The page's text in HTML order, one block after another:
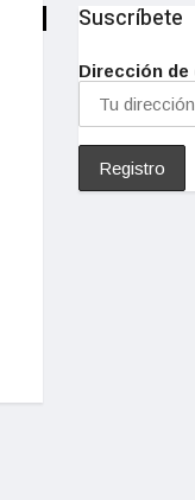
Suscríbete
Dirección